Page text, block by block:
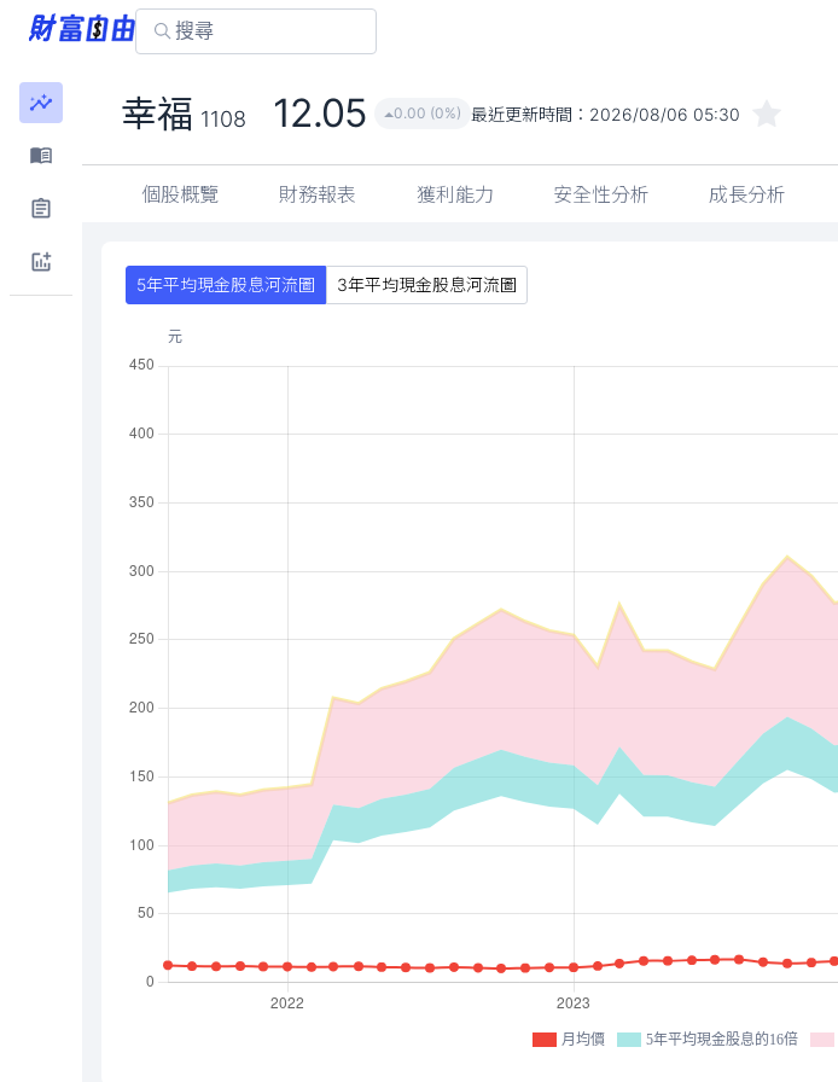
幸福 1108 12.05 0.00 (0%) 最近更新時間： 2026/08/06 05:30
個股概覽 財務報表 獲利能力 安全性分析 成長分析
5年平均現金股息河流圖 3年平均現金股息河流圖
月均價 5年平均現金股息的16倍